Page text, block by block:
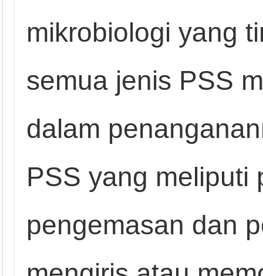
mikrobiologi yang
semua jenis PSS
dalam
PSS yang meliputi
pengemasan dan